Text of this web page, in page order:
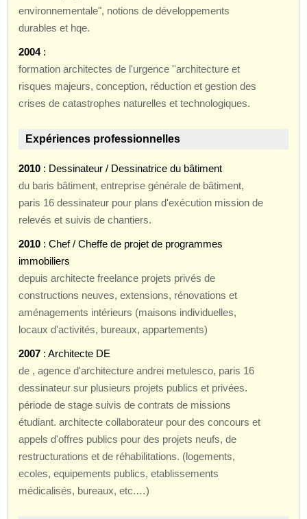
environnementale", notions de développements
durables et hqe.
2004:
formation architectes de l'urgence ''architecture et
risques majeurs, conception, réduction et gestion des
crises de catastrophes naturelles et technologiques.
Expériences professionnelles
2010 : Dessinateur / Dessinatrice du bâtiment
du baris bâtiment, entreprise générale de bâtiment,
paris 16 dessinateur pour plans d'exécution mission de
relevés et suivis de chantiers.
2010 : Chef / Cheffe de projet de programmes
immobiliers
depuis architecte freelance projets privés de
constructions neuves, extensions, rénovations et
aménagements intérieurs (maisons individuelles,
locaux d'activités, bureaux, appartements)
2007 : Architecte DE
de , agence d'architecture andrei metulesco, paris 16
dessinateur sur plusieurs projets publics et privées.
période de stage suivis de contrats de missions
étudiant. architecte collaborateur pour des concours et
appels d'offres publics pour des projets neufs, de
restructurations et de réhabilitations. (logements,
ecoles, equipements publics, etablissements
médicalisés, bureaux, etc.…)